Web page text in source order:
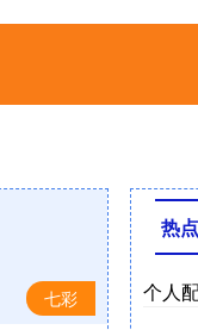
七彩
热
个人